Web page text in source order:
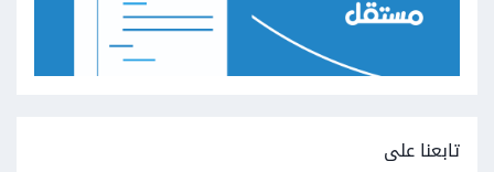
تابعنا على